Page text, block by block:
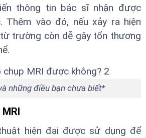
thông tin bác sĩ nhận được
Thêm vào đó, nếu xảy ra hiện
trường còn dễ gây tổn thương
những điều bạn chưa biết*
hiện đại được sử dụng để